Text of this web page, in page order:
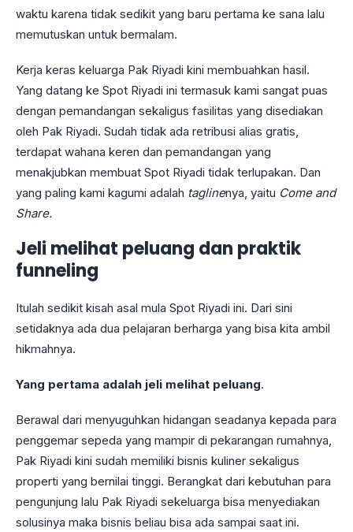
waktu karena tidak sedikit yang baru pertama ke sana lalu
memutuskan untuk bermalam.
Kerja keras keluarga Pak Riyadi kini membuahkan hasil.
Yang datang ke Spot Riyadi ini termasuk kami sangat puas
dengan pemandangan sekaligus fasilitas yang disediakan
oleh Pak Riyadi. Sudah tidak ada retribusi alias gratis,
terdapat wahana keren dan pemandangan yang
menakjubkan membuat Spot Riyadi tidak terlupakan. Dan
yang paling kami kagumi adalah taglinenya, yaitu Come and
Share.
Jeli melihat peluang dan praktik
funneling
Itulah sedikit kisah asal mula Spot Riyadi ini. Dari sini
setidaknya ada dua pelajaran berharga yang bisa kita ambil
hikmahnya.
Yang pertama adalah jeli melihat peluang.
Berawal dari menyuguhkan hidangan seadanya kepada para
penggemar sepeda yang mampir di pekarangan rumahnya,
Pak Riyadi kini sudah memiliki bisnis kuliner sekaligus
properti yang bernilai tinggi. Berangkat dari kebutuhan para
pengunjung lalu Pak Riyadi sekeluarga bisa menyediakan
solusinya maka bisnis beliau bisa ada sampai saat ini.